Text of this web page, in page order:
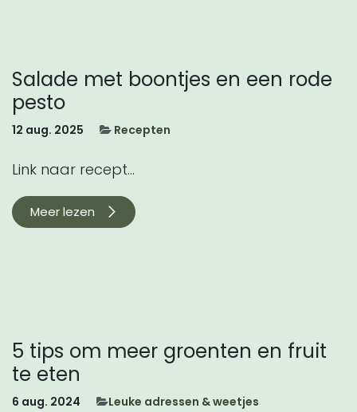
Salade met boontjes en een rode
pesto
12 aug. 2025 Recepten
Link naar recept...
Meer lezen
5 tips om meer groenten en fruit
te eten
6 aug. 2024 ​Leuke adressen & weetjes